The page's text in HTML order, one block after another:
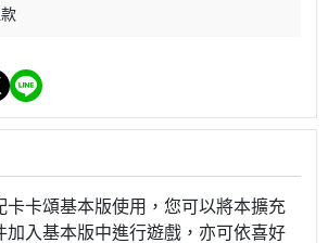
卡卡頌基本版使用，您可以將本擴充
加入基本版中進行遊戲，亦可依喜好